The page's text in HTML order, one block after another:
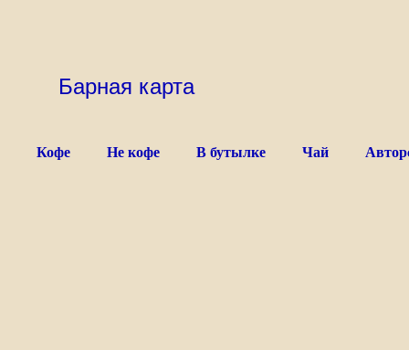
Барная карта
Кофе Не кофе В бутылке Чай